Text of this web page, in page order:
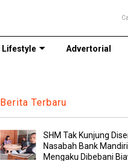
Lifestyle Advertorial
Berita Terbaru
SHM Tak Kunjung
Nasabah Bank
Mengaku Dibebani